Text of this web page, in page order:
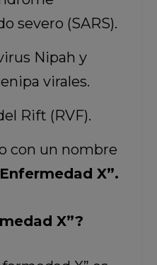
severo (SARS).
Nipah y
virales.
Rift (RVF).
con un nombre
X”.
X”?